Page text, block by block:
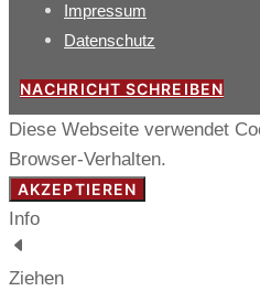
Impressum
Datenschutz
NACHRICHT SCHREIBEN
Diese Webseite verwendet
Browser-Verhalten.
AKZEPTIEREN
Info
Ziehen